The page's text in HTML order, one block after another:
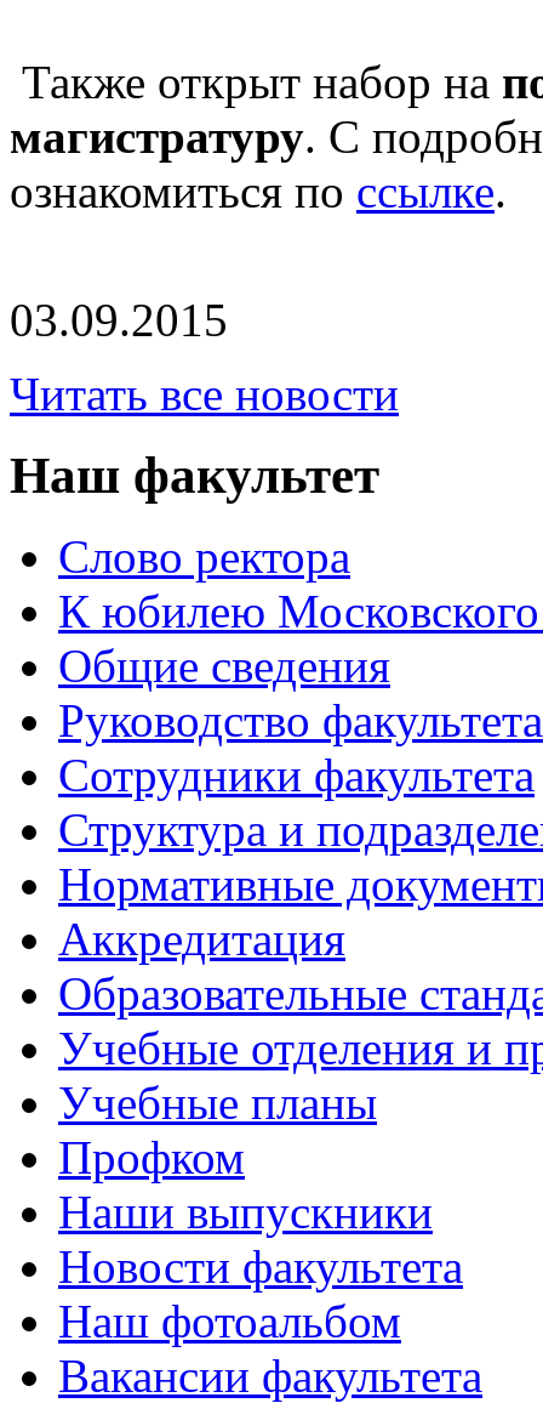
Также открыт набор на
магистратуру. С
ознакомиться по ссылке.
03.09.2015
Читать все новости
Наш факультет
Слово ректора
К юбилею Московского
Общие сведения
Руководство факультета
Сотрудники факультета
Структура и
Нормативные
Аккредитация
Образовательные
Учебные отделения и
Учебные планы
Профком
Наши выпускники
Новости факультета
Наш фотоальбом
Вакансии факультета